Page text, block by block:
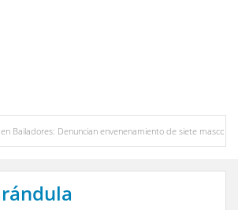
envenenamiento de siete mascotas en El Rincón de